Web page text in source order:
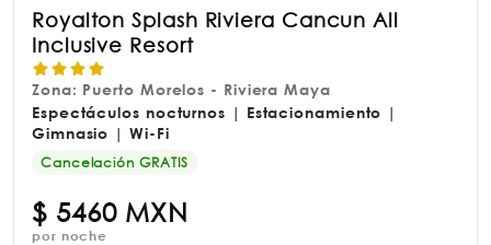
Royalton Splash Riviera Cancun All
Inclusive Resort
Zona: Puerto Morelos - Riviera Maya
Espectáculos nocturnos | Estacionamiento |
Gimnasio | Wi-Fi
Cancelación GRATIS
$ 5460 MXN
por noche